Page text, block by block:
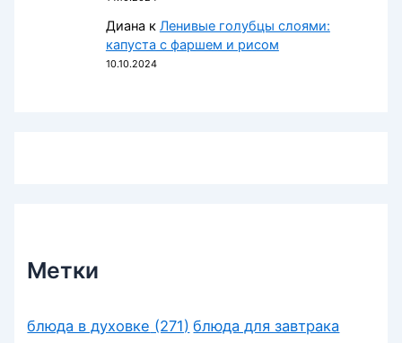
Диана к Ленивые голубцы слоями:
капуста с фаршем и рисом
10.10.2024
Метки
блюда в духовке (271) блюда для завтрака